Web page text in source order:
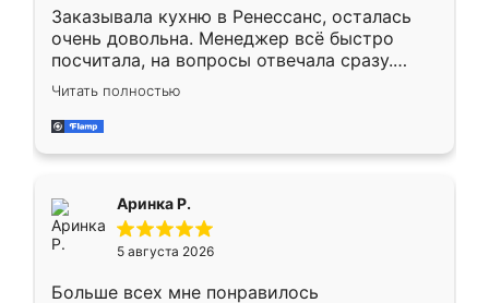
Заказывала кухню в Ренессанс, осталась
очень довольна. Менеджер всё быстро
посчитала, на вопросы отвечала сразу.
Замерщик приехал в субботу, подошёл к
делу со всей ответственностью. Собрали
за день, ребята работали аккуратно, даже
Читать полностью
Аринка Р.
5 августа 2026
Больше всех мне понравилось